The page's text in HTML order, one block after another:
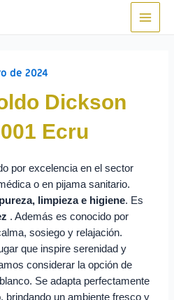
de 2024
Dickson
Ecru
por excelencia en el sector
o en pijama sanitario.
limpieza e higiene. Es
. Además es conocido por
sosiego y relajación.
que inspire serenidad y
considerar la opción de
Se adapta perfectamente
brindando un ambiente fresco y